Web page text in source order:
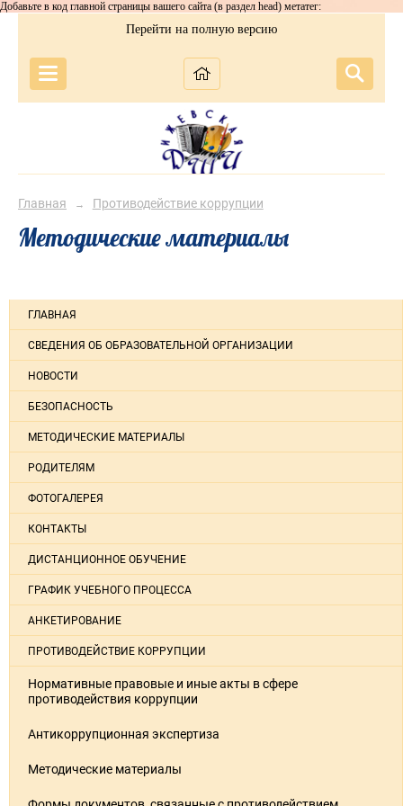
Добавьте в код главной страницы вашего сайта (в раздел head) метатег:
Перейти на полную версию
Главная → Противодействие коррупции
Методические материалы
ГЛАВНАЯ
СВЕДЕНИЯ ОБ ОБРАЗОВАТЕЛЬНОЙ ОРГАНИЗАЦИИ
НОВОСТИ
БЕЗОПАСНОСТЬ
МЕТОДИЧЕСКИЕ МАТЕРИАЛЫ
РОДИТЕЛЯМ
ФОТОГАЛЕРЕЯ
КОНТАКТЫ
ДИСТАНЦИОННОЕ ОБУЧЕНИЕ
ГРАФИК УЧЕБНОГО ПРОЦЕССА
АНКЕТИРОВАНИЕ
ПРОТИВОДЕЙСТВИЕ КОРРУПЦИИ
Нормативные правовые и иные акты в сфере
противодействия коррупции
Антикоррупционная экспертиза
Методические материалы